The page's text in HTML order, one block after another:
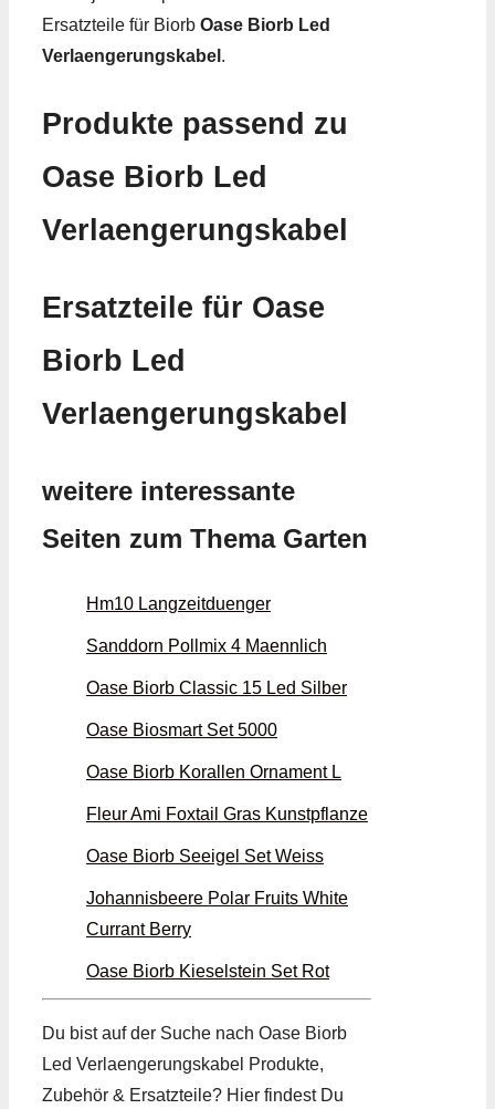
Ersatzteile für Biorb Oase Biorb Led
Verlaengerungskabel .
Produkte passend zu
Oase Biorb Led
Verlaengerungskabel
Ersatzteile für Oase
Biorb Led
Verlaengerungskabel
weitere interessante
Seiten zum Thema Garten
Hm10 Langzeitduenger
Sanddorn Pollmix 4 Maennlich
Oase Biorb Classic 15 Led Silber
Oase Biosmart Set 5000
Oase Biorb Korallen Ornament L
Fleur Ami Foxtail Gras Kunstpflanze
Oase Biorb Seeigel Set Weiss
Johannisbeere Polar Fruits White
Currant Berry
Oase Biorb Kieselstein Set Rot
Du bist auf der Suche nach Oase Biorb
Led Verlaengerungskabel Produkte,
Zubehör & Ersatzteile? Hier findest Du